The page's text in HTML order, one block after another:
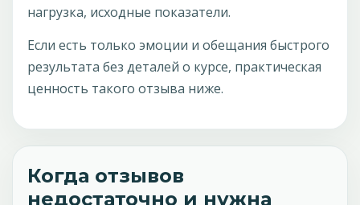
нагрузка, исходные показатели.
Если есть только эмоции и обещания быстрого
результата без деталей о курсе, практическая
ценность такого отзыва ниже.
Когда отзывов
недостаточно и нужна